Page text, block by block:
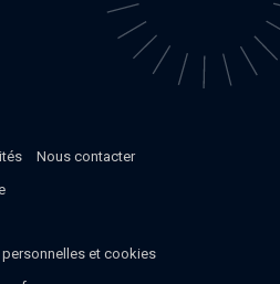
Nous contacter
et cookies